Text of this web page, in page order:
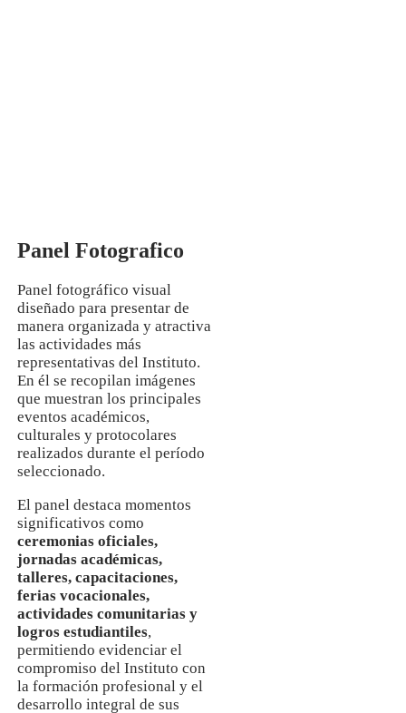
Panel Fotografico
Panel fotográfico visual
diseñado para presentar de
manera organizada y atractiva
las actividades más
representativas del Instituto.
En él se recopilan imágenes
que muestran los principales
eventos académicos,
culturales y protocolares
realizados durante el período
seleccionado.
El panel destaca momentos
significativos como
ceremonias oficiales,
jornadas académicas,
talleres, capacitaciones,
ferias vocacionales,
actividades comunitarias y
logros estudiantiles,
permitiendo evidenciar el
compromiso del Instituto con
la formación profesional y el
desarrollo integral de sus